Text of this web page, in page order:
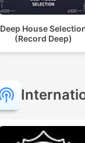
Deep House
(Record Deep)